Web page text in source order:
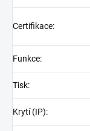
Certifikace:
Funkce:
Tisk:
Krytí (IP):